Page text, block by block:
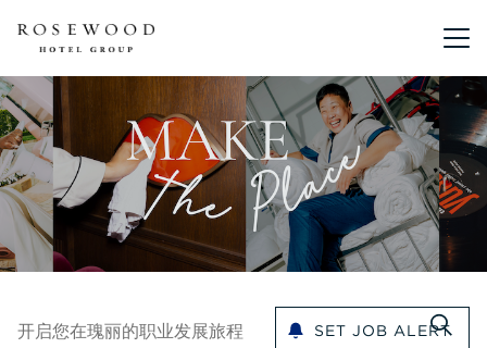
主菜单
开启您在瑰丽的职业发展旅程 SET JOB ALERT